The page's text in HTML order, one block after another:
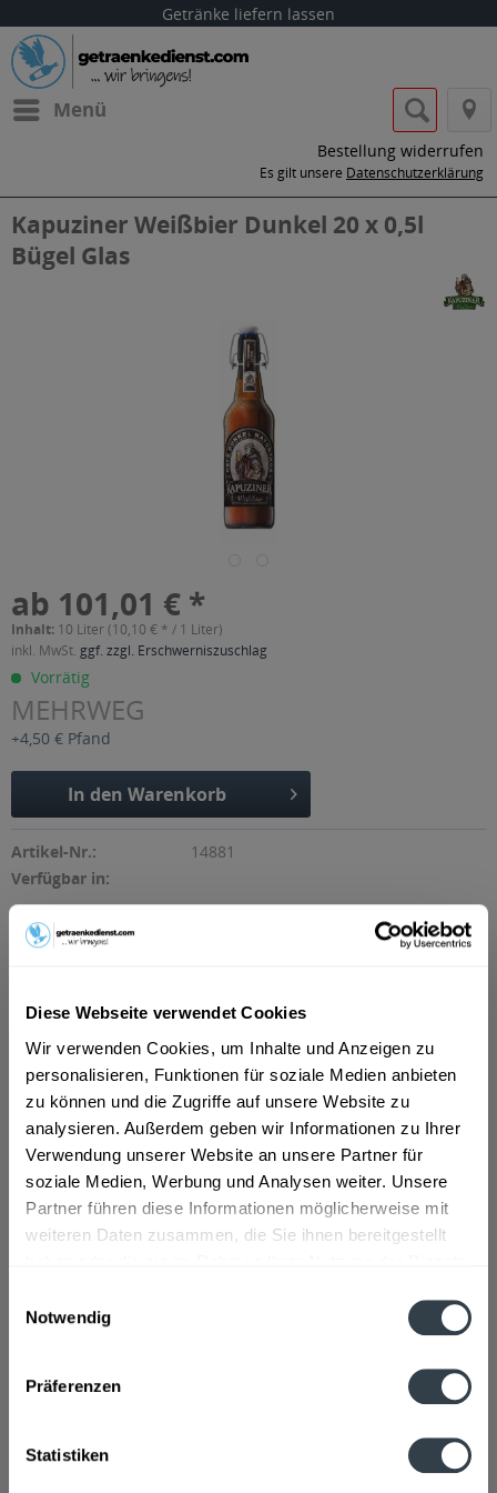
Diese Webseite verwendet Cookies
Wir verwenden Cookies, um Inhalte und Anzeigen zu
personalisieren, Funktionen für soziale Medien anbieten
zu können und die Zugriffe auf unsere Website zu
analysieren. Außerdem geben wir Informationen zu Ihrer
Verwendung unserer Website an unsere Partner für
soziale Medien, Werbung und Analysen weiter. Unsere
Partner führen diese Informationen möglicherweise mit
weiteren Daten zusammen, die Sie ihnen bereitgestellt
Notwendig
Präferenzen
Statistiken
Getränke liefern lassen
Menü
Bestellung widerrufen
Es gilt unsere Datenschutzerklärung
Kapuziner Weißbier Dunkel 20 x 0,5l
Bügel Glas
ab 101,01 € *
Inhalt: 10 Liter (10,10 € * / 1 Liter)
inkl. MwSt. ggf. zzgl. Erschwerniszuschlag
Vorrätig
MEHRWEG
+4,50 € Pfand
In den Warenkorb
Artikel-Nr.:
14881
Verfügbar in:
Beschreibung
"Das dunkle, obergärige Kapuziner ist unsere kräftige und
"Kapuziner Weißbier Dunkel 20 x 0,5l Bügel
Glas"
"Das dunkle, obergärige Kapuziner ist unsere kräftige und
süffige Spezialität, mit der malzaromatischen Blume, dezent
im Antrunk-vollmundig im Geschmack. Feinste Röstmalze
verleihen unserem dunklen Weissbier sein Aussehen und
seinen aromatischen Geschmack", so der Hersteller.
Material:
Glas - Mehrweg
Weitere Artikel von Kapuziner
Wasser, WEIZENMALZ, GERSTENMALZ, Hopfen, Hopfenextrakt,
Hefemehr
Hopfenextrakt, Hefe